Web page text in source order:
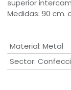
superior
Medidas: 90 cm.
Material: Metal
Sector: